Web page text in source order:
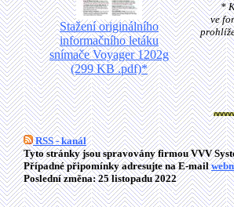
Stažení originálního
informačního letáku
snímače Voyager 1202g
(299 KB .pdf)*
*
ve
RSS - kanál
Tyto stránky jsou spravovány firmou VVV
Případné připomínky adresujte na E-mail
Poslední změna: 25 listopadu 2022